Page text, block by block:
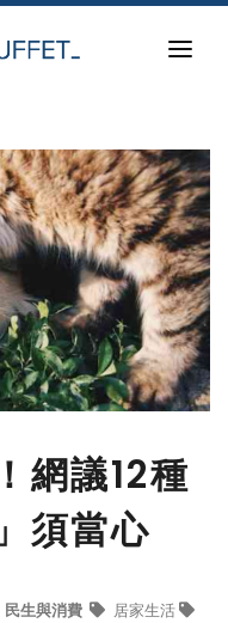
網議12種
須當心
民生與消費 居家生活